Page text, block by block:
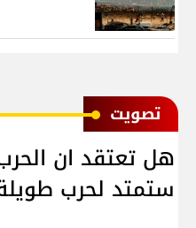
ﺗﺼﻮﻳﺖ
هل تعتقد ان
ستمتد لحرب